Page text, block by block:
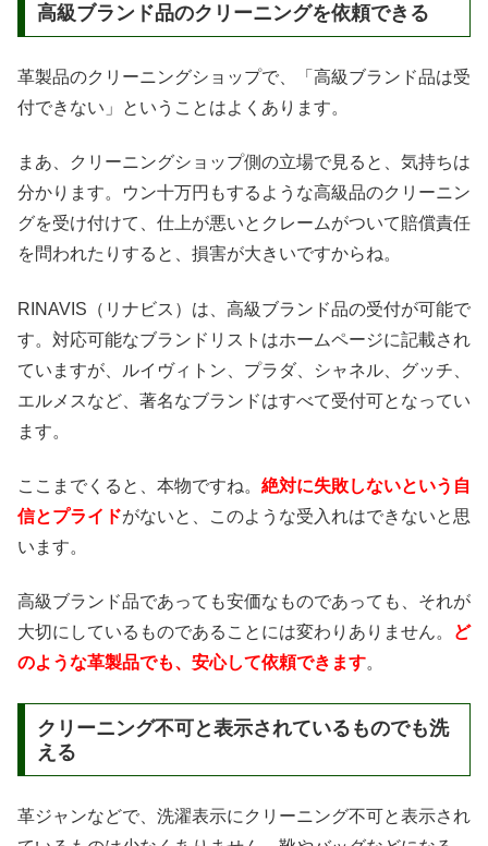
高級ブランド品のクリーニングを依頼できる
革製品のクリーニングショップで、「高級ブランド品は受
付できない」ということはよくあります。
まあ、クリーニングショップ側の立場で見ると、気持ちは
分かります。ウン十万円もするような高級品のクリーニン
グを受け付けて、仕上が悪いとクレームがついて賠償責任
を問われたりすると、損害が大きいですからね。
RINAVIS（リナビス）は、高級ブランド品の受付が可能で
す。対応可能なブランドリストはホームページに記載され
ていますが、ルイヴィトン、プラダ、シャネル、グッチ、
エルメスなど、著名なブランドはすべて受付可となってい
ます。
ここまでくると、本物ですね。 絶対に失敗しないという自
信とプライドがないと、このような受入れはできないと思
います。
高級ブランド品であっても安価なものであっても、それが
大切にしているものであることには変わりありません。
ど
のような革製品でも、安心して依頼できます。
クリーニング不可と表示されているものでも洗
える
革ジャンなどで、洗濯表示にクリーニング不可と表示され